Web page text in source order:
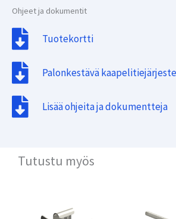
Ohjeet ja dokumentit
Tuotekortti
Palonkestävä
Lisää ohjeita ja dokumentteja
Tutustu myös